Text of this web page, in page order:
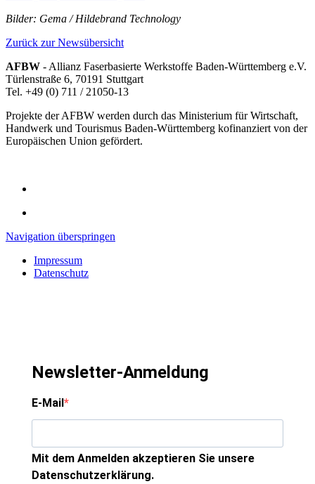
Bilder: Gema / Hildebrand Technology
Zurück zur Newsübersicht
AFBW - Allianz Faserbasierte Werkstoffe Baden-Württemberg e.V.
Türlenstraße 6, 70191 Stuttgart
Tel. +49 (0) 711 / 21050-13
Projekte der AFBW werden durch das Ministerium für Wirtschaft,
Handwerk und Tourismus Baden-Württemberg kofinanziert von der
Europäischen Union gefördert.
Navigation überspringen
Impressum
Datenschutz
Newsletter-Anmeldung
E-Mail
Mit dem Anmelden akzeptieren Sie unsere
Datenschutzerklärung.